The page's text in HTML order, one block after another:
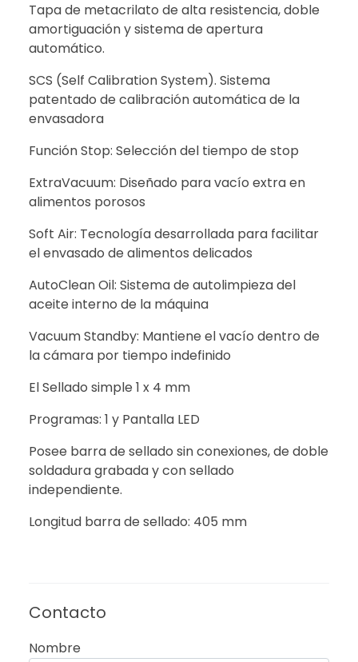
Tapa de metacrilato de alta resistencia, doble
amortiguación y sistema de apertura
automático.
SCS (Self Calibration System). Sistema
patentado de calibración automática de la
envasadora
Función Stop: Selección del tiempo de stop
ExtraVacuum: Diseñado para vacío extra en
alimentos porosos
Soft Air: Tecnología desarrollada para facilitar
el envasado de alimentos delicados
AutoClean Oil: Sistema de autolimpieza del
aceite interno de la máquina
Vacuum Standby: Mantiene el vacío dentro de
la cámara por tiempo indefinido
El Sellado simple 1 x 4 mm
Programas: 1 y Pantalla LED
Posee barra de sellado sin conexiones, de doble
soldadura grabada y con sellado
independiente.
Longitud barra de sellado: 405 mm
Contacto
Nombre